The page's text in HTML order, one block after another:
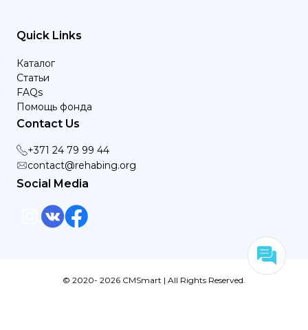
Quick Links
Каталог
Статьи
FAQs
Помощь фонда
Contact Us
+371 24 79 99 44
contact@rehabing.org
Social Media
© 2020- 2026 CMSmart | All Rights Reserved.